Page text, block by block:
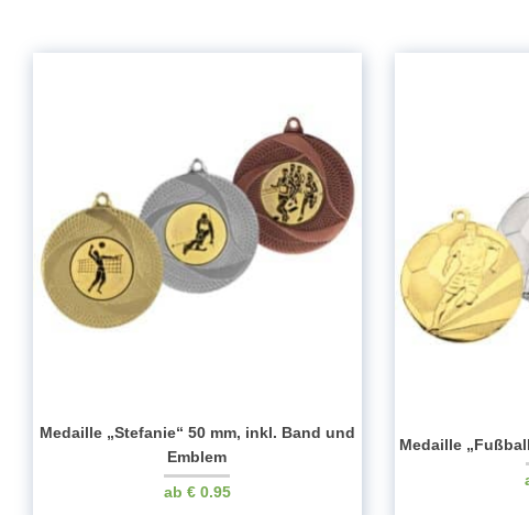
Medaille „Stefanie“ 50 mm, inkl. Band und
Emblem
€0.95
Medaille